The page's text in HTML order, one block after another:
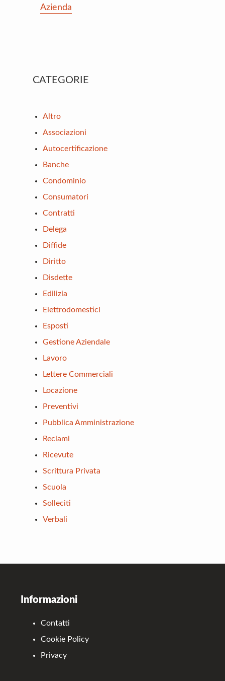
Azienda
Primary
CATEGORIE
Altro
Associazioni
Autocertificazione
Banche
Condominio
Consumatori
Contratti
Delega
Diffide
Diritto
Disdette
Edilizia
Elettrodomestici
Esposti
Gestione Aziendale
Lavoro
Lettere Commerciali
Locazione
Preventivi
Pubblica Amministrazione
Reclami
Ricevute
Scrittura Privata
Scuola
Solleciti
Verbali
Informazioni
Contatti
Cookie Policy
Privacy